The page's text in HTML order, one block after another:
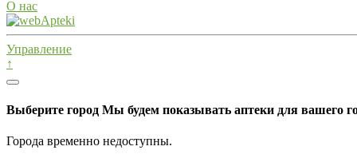
О нас
Управление
↑
Выберите город Мы будем показывать аптеки для вашего
Города временно недоступны.